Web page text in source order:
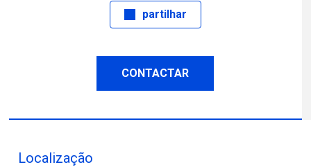
partilhar
CONTACTAR
Localização